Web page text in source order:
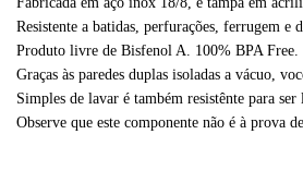
Resistente a batidas, perfurações, ferrugem e
Produto livre de Bisfenol A. 100% BPA Free.
Graças às paredes duplas isoladas a vácuo,
Simples de lavar é também resistênte para
Observe que este componente não é à prova